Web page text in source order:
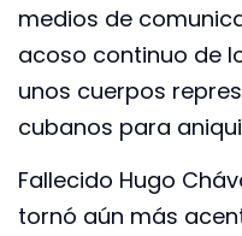
medios de
acoso continuo de
unos cuerpos
cubanos para
Fallecido Hugo
tornó aún más